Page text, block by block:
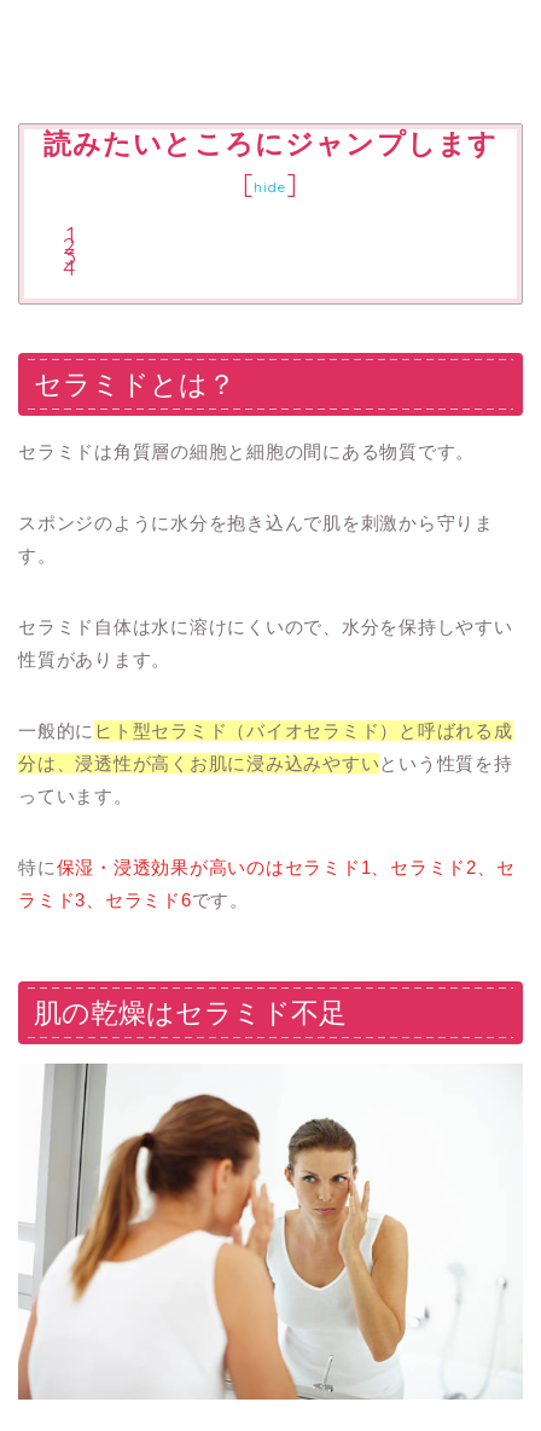
読みたいところにジャンプします
[hide]
セラミドとは？
セラミドは角質層の細胞と細胞の間にある物質です。
スポンジのように水分を抱き込んで肌を刺激から守りま
す。
セラミド自体は水に溶けにくいので、水分を保持しやすい
性質があります。
一般的に ヒト型セラミド（バイオセラミド）と呼ばれる成
分は、浸透性が高くお肌に浸み込みやすいという性質を持
っています。
特に保湿・浸透効果が高いのはセラミド1、セラミド2、セ
ラミド3、セラミド6です。
肌の乾燥はセラミド不足